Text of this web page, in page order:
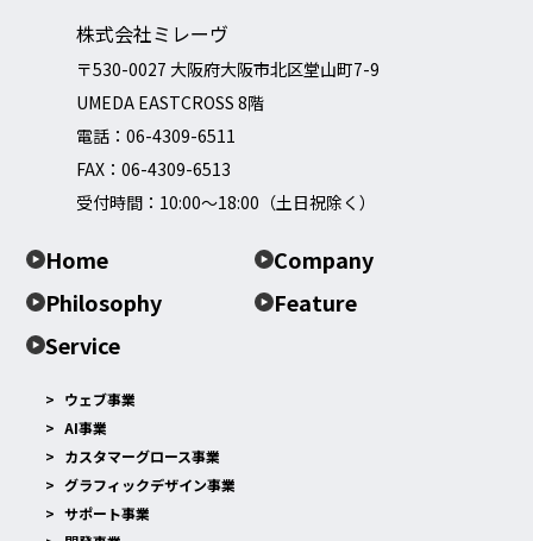
株式会社ミレーヴ
〒530-0027 大阪府大阪市北区堂山町7-9
UMEDA EASTCROSS 8階
電話： 06-4309-6511
FAX：06-4309-6513
受付時間：10:00～18:00（土日祝除く）
Home
Company
Philosophy
Feature
Service
ウェブ事業
AI事業
カスタマーグロース事業
グラフィックデザイン事業
サポート事業